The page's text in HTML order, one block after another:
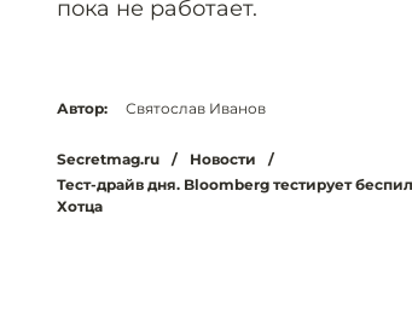
пока не работает.
Автор: Святослав Иванов
Secretmag.ru / Новости
/
Тест-драйв дня. Bloomberg тестирует
Хотца